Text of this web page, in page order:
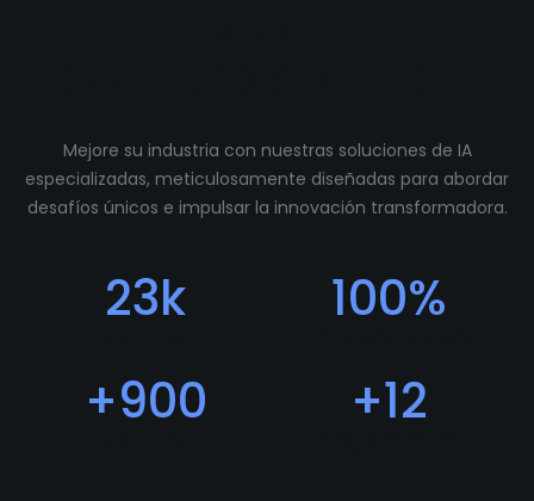
Mejore su industria con nuestras soluciones de IA
especializadas, meticulosamente diseñadas para abordar
desafíos únicos e impulsar la innovación transformadora.
23k 100%
+900 +12